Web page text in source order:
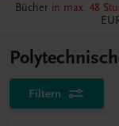
Bücher in max. 48
Filtern